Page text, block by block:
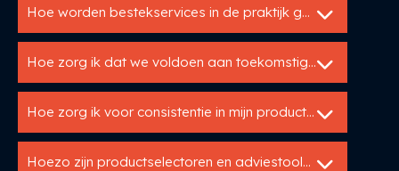
Hoe worden bestekservices in de praktijk gebruikt?
Hoe zorg ik dat we voldoen aan toekomstige wetgeving rond circulariteit?
Hoe zorg ik voor consistentie in mijn productinformatie over verschillende kanalen?
Hoezo zijn productselectoren en adviestools zo interessant voor bouwfabrikanten?